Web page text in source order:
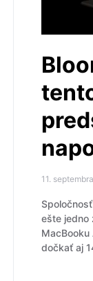
11.
ešte jedno
MacBooku
dočkať aj